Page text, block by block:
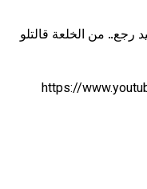
من الخلعة قالتلو
https://